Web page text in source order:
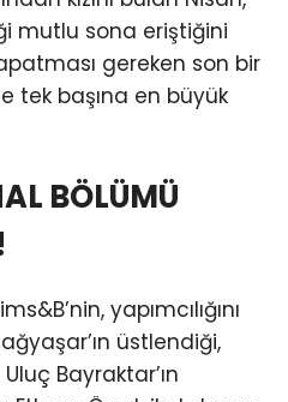
mutlu sona eriştiğini
gereken son bir
tek başına en büyük
BÖLÜMÜ
yapımcılığını
üstlendiği,
Bayraktar’ın